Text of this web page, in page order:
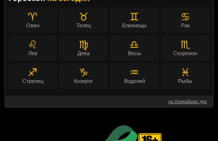
♈
Овен
♉
Телец
♊
Близнецы
♋
Рак
♌
Лев
♍
Дева
♎
Весы
♏
Скорпион
♐
Стрелец
♑
Козерог
♒
Водолей
♓
Рыбы
на ближайшие дни